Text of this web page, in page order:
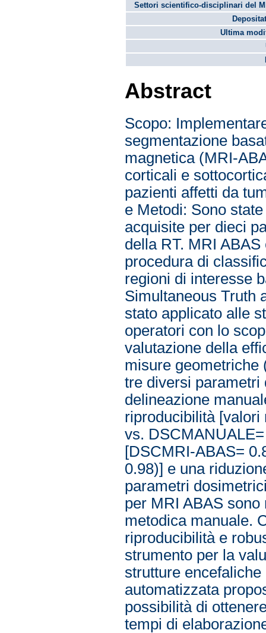
Settori scientifico-disciplinari del
Ultima
Abstract
Scopo:
segmentazione
magnetica (MRI-
corticali e
pazienti affetti da
e Metodi: Sono
acquisite per dieci
della RT. MRI
procedura di
regioni di interesse
Simultaneous Truth
stato applicato alle
operatori con lo
valutazione della
misure geometriche
tre diversi parametri
delineazione
riproducibilità
vs.
[DSCMRI-ABAS=
0.98)] e una
parametri
per MRI ABAS
metodica manuale.
riproducibilità e
strumento per la
strutture
automatizzata
possibilità di
tempi di